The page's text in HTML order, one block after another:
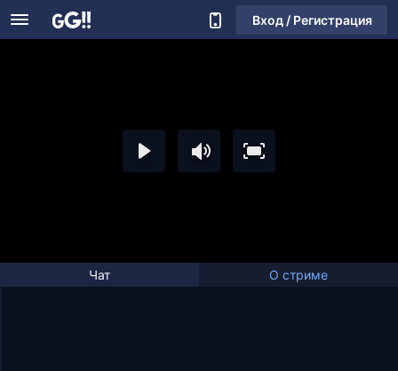
Вход / Регистрация
Чат О стриме